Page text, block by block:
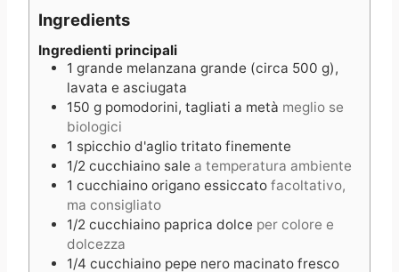
e
s
Ingredients
Ingredienti principali
1 grande melanzana grande (circa 500 g),
lavata e asciugata
150 g pomodorini, tagliati a metà meglio se
biologici
1 spicchio d'aglio tritato finemente
1/2 cucchiaino sale a temperatura ambiente
1 cucchiaino origano essiccato facoltativo,
ma consigliato
1/2 cucchiaino paprica dolce per colore e
dolcezza
1/4 cucchiaino pepe nero macinato fresco